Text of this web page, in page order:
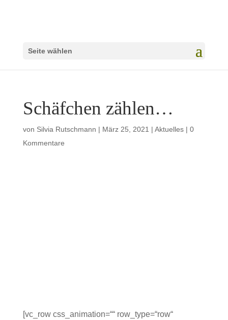
Seite wählen
Schäfchen zählen…
von Silvia Rutschmann | März 25, 2021 | Aktuelles| 0
Kommentare
[vc_row css_animation=““ row_type=“row“